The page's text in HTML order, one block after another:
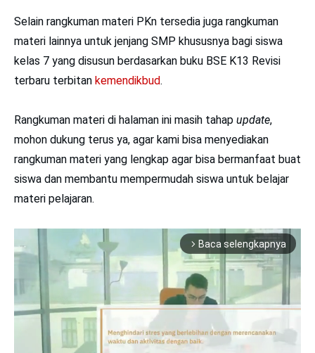
Selain rangkuman materi PKn tersedia juga rangkuman
materi lainnya untuk jenjang SMP khususnya bagi siswa
kelas 7 yang disusun berdasarkan buku BSE K13 Revisi
terbaru terbitan kemendikbud.
Rangkuman materi di halaman ini masih tahap update,
mohon dukung terus ya, agar kami bisa menyediakan
rangkuman materi yang lengkap agar bisa bermanfaat buat
siswa dan membantu mempermudah siswa untuk belajar
materi pelajaran.
arrow_forward_ios Baca selengkapnya